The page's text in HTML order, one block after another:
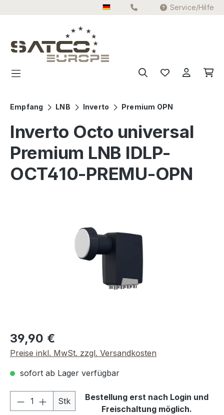
Zum Hauptinhalt springen Service/Hilfe
Empfang LNB Inverto Premium OPN
Inverto Octo universal
Premium LNB IDLP-
OCT410-PREMU-OPN
Regulärer Preis:
39,90 €
Preise inkl. MwSt. zzgl. Versandkosten
sofort ab Lager verfügbar
Produkt Anzahl: Gib den
Stk
Bestellung erst nach Login und
Freischaltung möglich.